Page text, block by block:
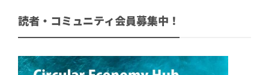
読者・コミュニティ会員募集中！